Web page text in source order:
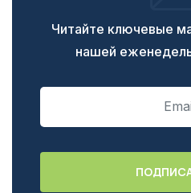
Читайте ключевые
нашей